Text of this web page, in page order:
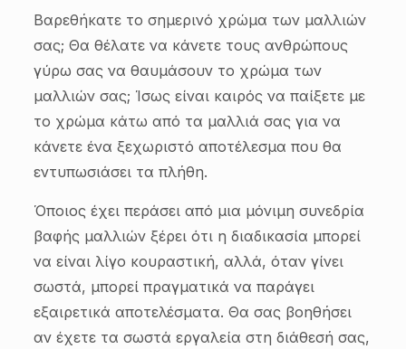
Βαρεθήκατε το σημερινό χρώμα των μαλλιών
σας; Θα θέλατε να κάνετε τους ανθρώπους
γύρω σας να θαυμάσουν το χρώμα των
μαλλιών σας; Ίσως είναι καιρός να παίξετε με
το χρώμα κάτω από τα μαλλιά σας για να
κάνετε ένα ξεχωριστό αποτέλεσμα που θα
εντυπωσιάσει τα πλήθη.
Όποιος έχει περάσει από μια μόνιμη συνεδρία
βαφής μαλλιών ξέρει ότι η διαδικασία μπορεί
να είναι λίγο κουραστική, αλλά, όταν γίνει
σωστά, μπορεί πραγματικά να παράγει
εξαιρετικά αποτελέσματα. Θα σας βοηθήσει
αν έχετε τα σωστά εργαλεία στη διάθεσή σας,